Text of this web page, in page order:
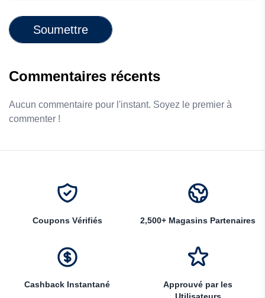
Soumettre
Commentaires récents
Aucun commentaire pour l'instant. Soyez le premier à
commenter !
Coupons Vérifiés 2,500+ Magasins Partenaires
Cashback Instantané
Approuvé par les